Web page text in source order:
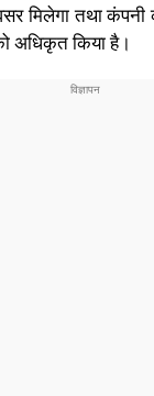
तथा कंपनी
अधिकृत किया है।